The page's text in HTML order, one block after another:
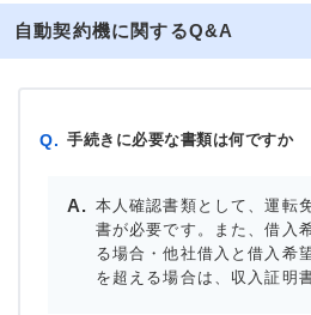
自動契約機に関するQ&A
Q. 手続きに必要な書類は何ですか
本人確認書類として、運転
書が必要です。また、借入
る場合・他社借入と借入希
を超える場合は、収入証明